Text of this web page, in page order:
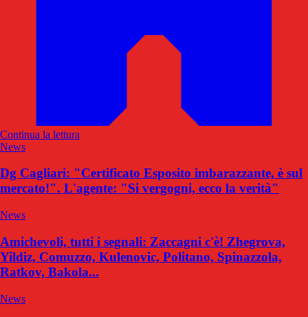
Continua la lettura
News
Dg Cagliari: "Certificato Esposito imbarazzante, è sul
mercato!". L'agente: "Si vergogni, ecco la verità"
News
Amichevoli, tutti i segnali: Zaccagni c'è! Zhegrova,
Yildiz, Comuzzo, Kulenovic, Politano, Spinazzola,
Ratkov, Bakola...
News